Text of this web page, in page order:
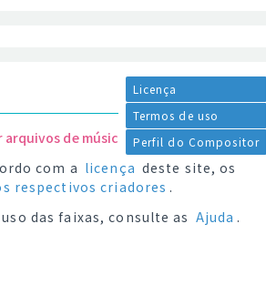
Licença
Termos de uso
Perfil do Compositor
de música.
com a licença deste site, os
respectivos criadores .
das faixas, consulte as Ajuda .